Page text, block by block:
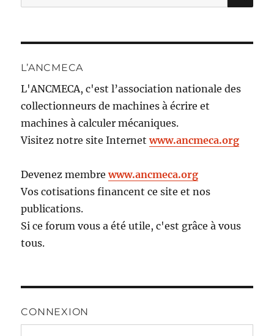
pour :
L’ANCMECA
L'ANCMECA, c'est l’association nationale des
collectionneurs de machines à écrire et
machines à calculer mécaniques.
Visitez notre site Internetwww.ancmeca.org
Devenez membrewww.ancmeca.org
Vos cotisations financent ce site et nos
publications.
Si ce forum vous a été utile, c'est grâce à vous
tous.
CONNEXION